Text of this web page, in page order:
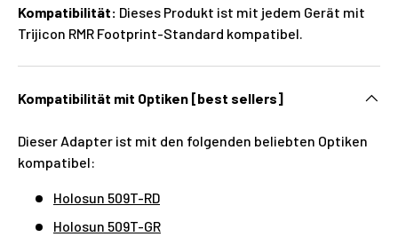
Kompatibilität: Dieses Produkt ist mit jedem Gerät mit
Trijicon RMR Footprint-Standard kompatibel.
Kompatibilität mit Optiken [best sellers]
Dieser Adapter ist mit den folgenden beliebten Optiken
kompatibel:
Holosun 509T-RD
Holosun 509T-GR